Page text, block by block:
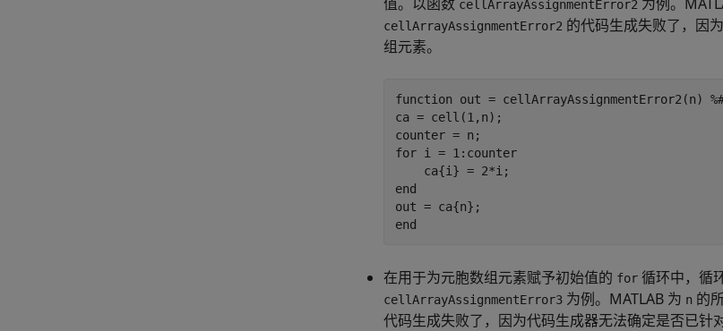
cellArrayAssignmentError2
cellArrayAssignmentError2 的代码生成失败了，因
组元素。
function out = cellArrayAssignmentError2(n)
ca = cell(1,n);
for i = 1:counter
end
end
在用于为元胞数组元素赋予初始值的 for 循环中，循
cellArrayAssignmentError3 为例。MATLAB 为 n 的
代码生成失败了，因为代码生成器无法确定是否已针